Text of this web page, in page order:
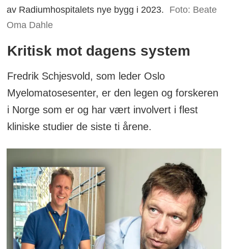
av Radiumhospitalets nye bygg i 2023.
Foto: Beate
Oma Dahle
Kritisk mot dagens system
Fredrik Schjesvold, som leder Oslo
Myelomatosesenter, er den legen og forskeren
i Norge som er og har vært involvert i flest
kliniske studier de siste ti årene.